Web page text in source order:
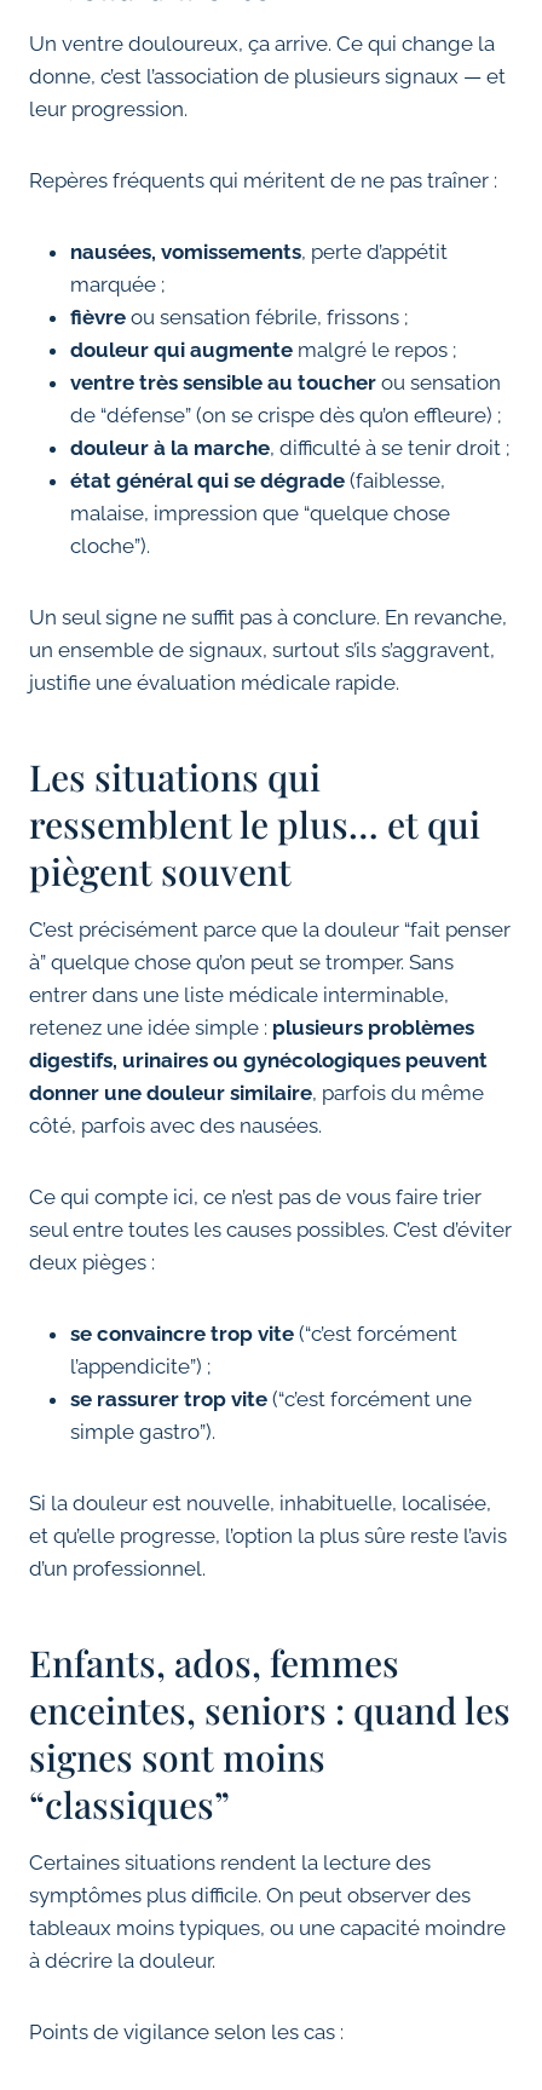
Un ventre douloureux, ça arrive. Ce qui change la
donne, c’est l’association de plusieurs signaux — et
leur progression.
Repères fréquents qui méritent de ne pas traîner :
nausées, vomissements, perte d’appétit
marquée ;
fièvre ou sensation fébrile, frissons ;
douleur qui augmente malgré le repos ;
ventre très sensible au toucher ou sensation
de “défense” (on se crispe dès qu’on effleure) ;
douleur à la marche, difficulté à se tenir droit ;
état général qui se dégrade (faiblesse,
malaise, impression que “quelque chose
cloche”).
Un seul signe ne suffit pas à conclure. En revanche,
un ensemble de signaux, surtout s’ils s’aggravent,
justifie une évaluation médicale rapide.
Les situations qui
ressemblent le plus… et qui
piègent souvent
C’est précisément parce que la douleur “fait penser
à” quelque chose qu’on peut se tromper. Sans
entrer dans une liste médicale interminable,
retenez une idée simple : plusieurs problèmes
digestifs, urinaires ou gynécologiques peuvent
donner une douleur similaire, parfois du même
côté, parfois avec des nausées.
Ce qui compte ici, ce n’est pas de vous faire trier
seul entre toutes les causes possibles. C’est d’éviter
deux pièges :
se convaincre trop vite (“c’est forcément
l’appendicite”) ;
se rassurer trop vite (“c’est forcément une
simple gastro”).
Si la douleur est nouvelle, inhabituelle, localisée,
et qu’elle progresse, l’option la plus sûre reste l’avis
d’un professionnel.
Enfants, ados, femmes
enceintes, seniors : quand les
signes sont moins
“classiques”
Certaines situations rendent la lecture des
symptômes plus difficile. On peut observer des
tableaux moins typiques, ou une capacité moindre
à décrire la douleur.
Points de vigilance selon les cas :